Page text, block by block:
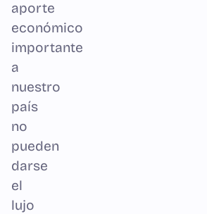
aporte
económico
importante
a
nuestro
país
no
pueden
darse
el
lujo